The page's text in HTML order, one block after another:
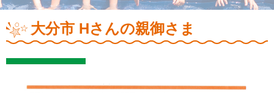
大分市 Hさんの親御さま